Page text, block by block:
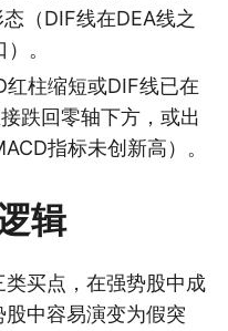
（DIF线在DEA线之
。
红柱缩短或DIF线已在
跌回零轴下方，或出
指标未创新高）。
辑
买点，在强势股中成
中容易演变为假突